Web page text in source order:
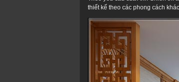
thiết kế theo các phong cách